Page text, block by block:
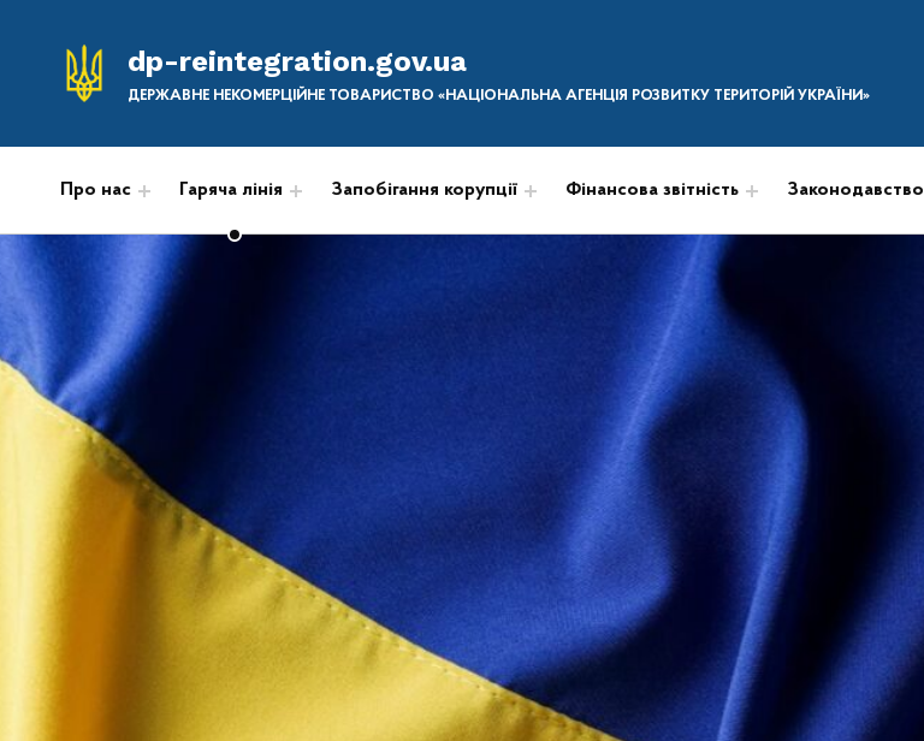
dp-reintegration.gov.ua
ДЕРЖАВНЕ НЕКОМЕРЦІЙНЕ ТОВАРИСТВО «НАЦІОНАЛЬНА АГЕНЦІЯ РОЗВИТКУ ТЕРИТОРІЙ УКРАЇНИ»
Про нас Гаряча лінія Запобігання корупції Фінансова звітність Законодавство